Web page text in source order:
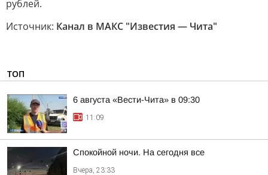
рублей.
Источник: Канал в МАКС "Известия — Чита"
ТОП
6 августа «Вести-Чита» в 09:30
11:09
Спокойной ночи. На сегодня все
Вчера, 23:33